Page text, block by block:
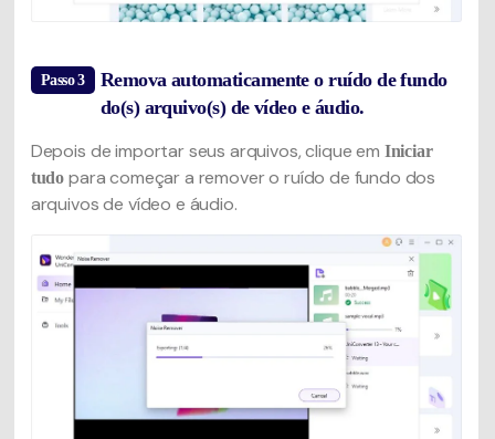
Passo 3
Remova automaticamente o ruído de fundo
do(s) arquivo(s) de vídeo e áudio.
Depois de importar seus arquivos, clique em Iniciar
tudo para começar a remover o ruído de fundo dos
arquivos de vídeo e áudio.